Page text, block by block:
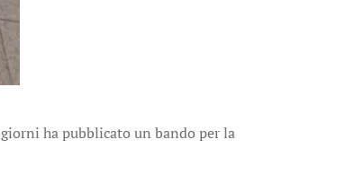
ha pubblicato un bando per la